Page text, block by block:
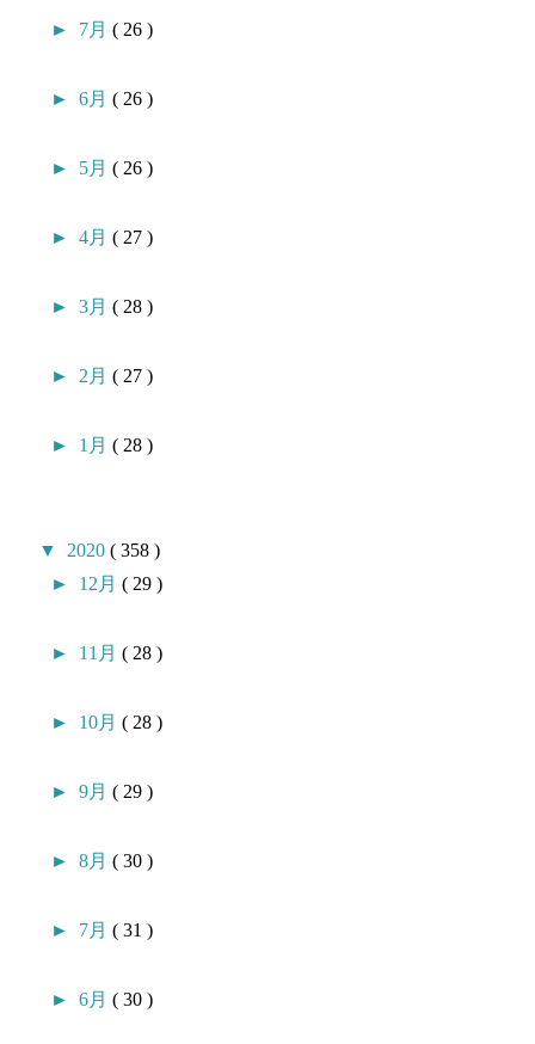
► 7月( 26 )
►6月( 26 )
► 5月( 26 )
►4月( 27 )
►3月( 28 )
► 2月( 27 )
► 1月( 28 )
▼ 2020( 358 )
► 12月( 29 )
► 11月( 28 )
► 10月( 28 )
►9月( 29 )
►8月( 30 )
► 7月( 31 )
►6月( 30 )